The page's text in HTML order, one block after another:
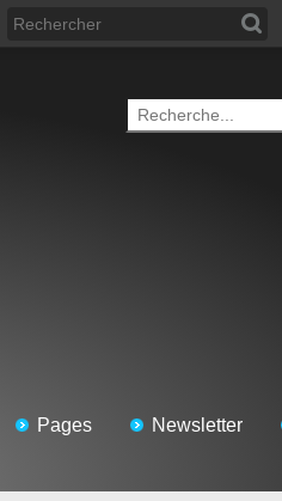
Pages Newsletter